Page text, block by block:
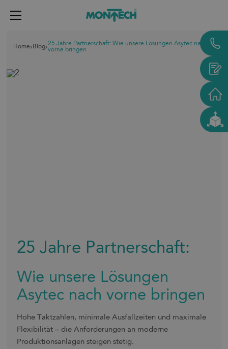
Downloads
Unternehmen
Karriere
Blog
Shop
{{label}}
Home Blog 25 Jahre Partnerschaft: Wie unsere Lösungen Asytec nach
vorne bringen
25 Jahre Partnerschaft:
Wie unsere Lösungen
Asytec nach vorne bringen
Hohe Taktzahlen, minimale Ausfallzeiten und maximale
Flexibilität – die Anforderungen an moderne
Produktionsanlagen steigen stetig.